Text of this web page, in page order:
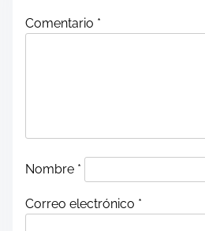
n
Comentario *
Nombre *
Correo electrónico *